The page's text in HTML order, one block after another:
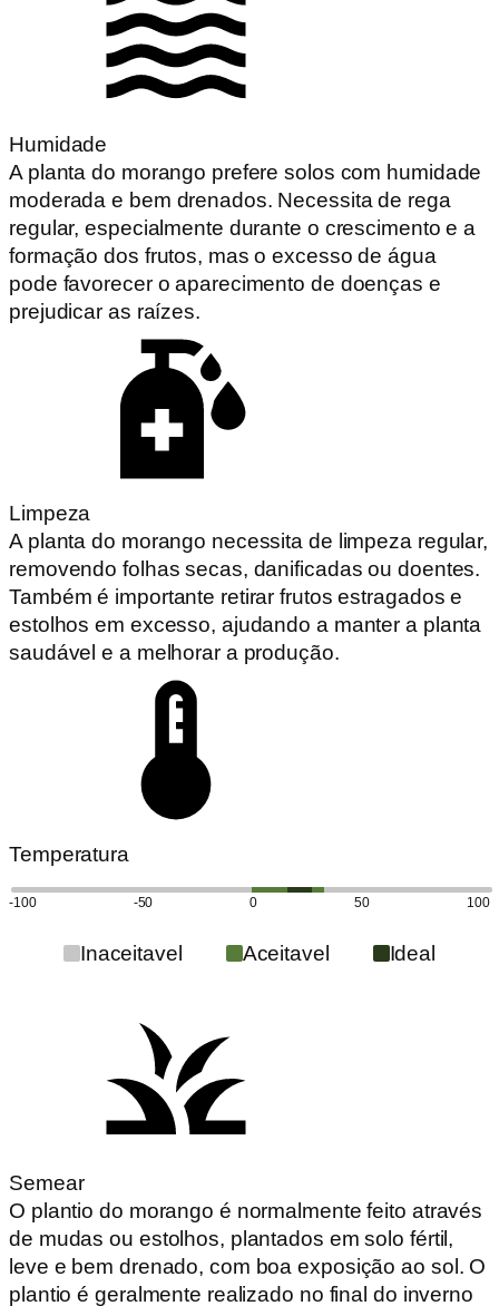
Humidade
A planta do morango prefere solos com humidade
moderada e bem drenados. Necessita de rega
regular, especialmente durante o crescimento e a
formação dos frutos, mas o excesso de água
pode favorecer o aparecimento de doenças e
prejudicar as raízes.
Limpeza
A planta do morango necessita de limpeza regular,
removendo folhas secas, danificadas ou doentes.
Também é importante retirar frutos estragados e
estolhos em excesso, ajudando a manter a planta
saudável e a melhorar a produção.
Temperatura
-100 -50 0 50 100
Inaceitavel Aceitavel Ideal
Semear
O plantio do morango é normalmente feito através
de mudas ou estolhos, plantados em solo fértil,
leve e bem drenado, com boa exposição ao sol. O
plantio é geralmente realizado no final do inverno